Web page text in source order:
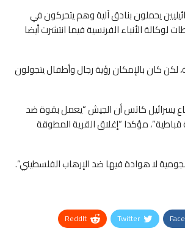
يحملون بنادق آلية وهم يتحركون في
لوكالة الأنباء الفرنسية فيما انتشرت أيضا
لكن كان بالإمكان رؤية رجال وأطفال يتجولون
يسرائيل كاتس أن الجيش “يعمل بقوة ضد
قباطية”، مؤكدا “إغلاق القرية المطوقة
لا هوادة فيها ضد الإرهاب الفلسطيني”.
Twitter
ReddIt